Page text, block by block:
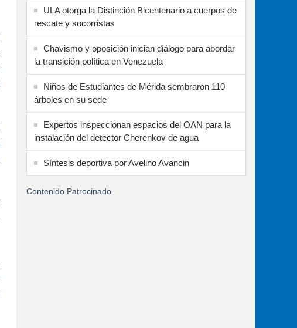
ULA otorga la Distinción Bicentenario a cuerpos de
rescate y socorristas
Chavismo y oposición inician diálogo para abordar
la transición política en Venezuela
Niños de Estudiantes de Mérida sembraron 110
árboles en su sede
Expertos inspeccionan espacios del OAN para la
instalación del detector Cherenkov de agua
Síntesis deportiva por Avelino Avancin
Contenido Patrocinado